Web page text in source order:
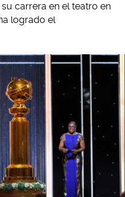
carrera en el teatro en
logrado el